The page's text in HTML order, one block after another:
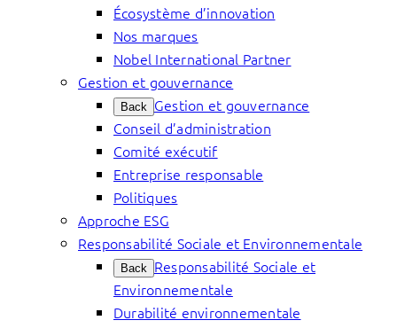
Écosystème d’innovation
Nos marques
Nobel International Partner
Gestion et gouvernance
Back Gestion et gouvernance
Conseil d’administration
Comité exécutif
Entreprise responsable
Politiques
Approche ESG
Responsabilité Sociale et Environnementale
Back Responsabilité Sociale et
Environnementale
Durabilité environnementale